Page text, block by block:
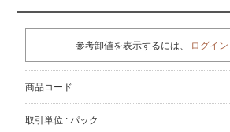
参考卸値を表示するには、 ログイン
商品コード
取引単位 : パック